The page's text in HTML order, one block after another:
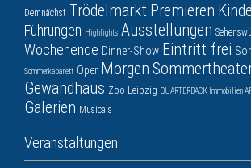
Demnächst Trödelmarkt Premieren
Führungen Highlights Ausstellungen
Wochenende Dinner-Show Eintritt frei
Sommerkabarett Oper Morgen
Gewandhaus Zoo Leipzig QUARTERBACK Immobilien
Galerien Musicals
Veranstaltungen